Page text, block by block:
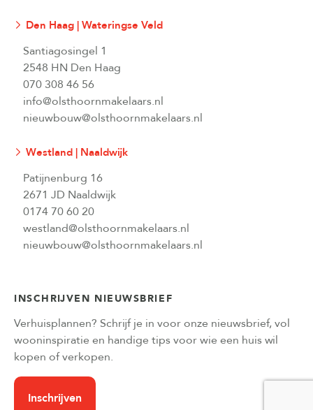
Den Haag | Wateringse Veld
Santiagosingel 1
2548 HN Den Haag
070 308 46 56
info@olsthoornmakelaars.nl
nieuwbouw@olsthoornmakelaars.nl
Westland | Naaldwijk
Patijnenburg 16
2671 JD Naaldwijk
0174 70 60 20
westland@olsthoornmakelaars.nl
nieuwbouw@olsthoornmakelaars.nl
INSCHRIJVEN NIEUWSBRIEF
Verhuisplannen? Schrijf je in voor onze nieuwsbrief, vol
wooninspiratie en handige tips voor wie een huis wil
kopen of verkopen.
Inschrijven